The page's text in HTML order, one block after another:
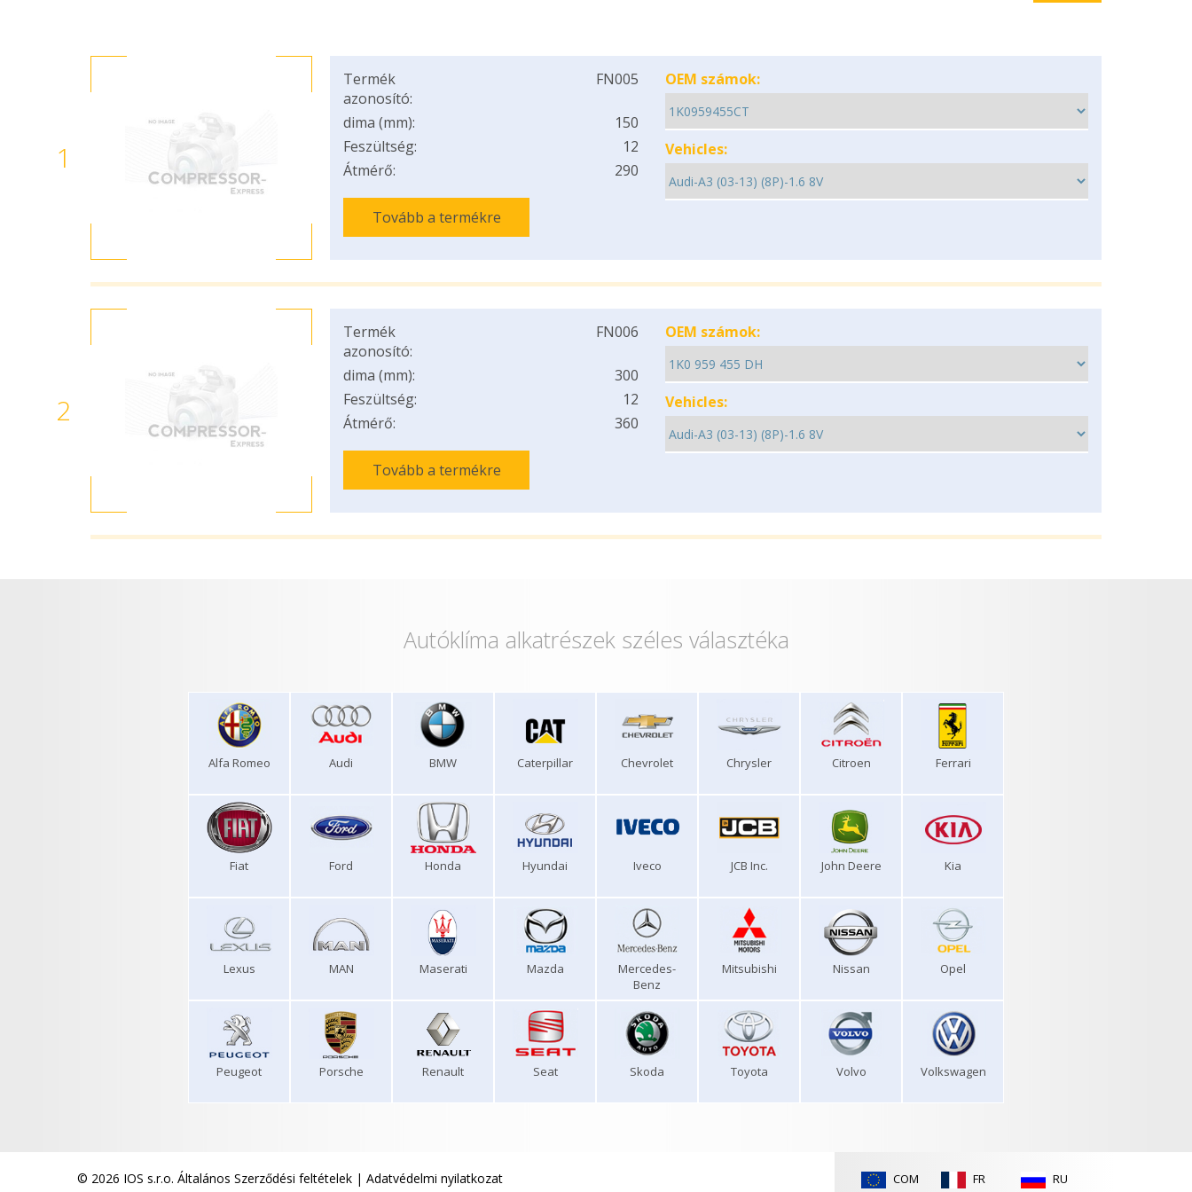
1
Termék
azonosító:
FN005
dima (mm):
150
Feszültség:
12
Átmérő:
290
Tovább a termékre
OEM számok:
Vehicles:
2
Termék
azonosító:
FN006
dima (mm):
300
Feszültség:
12
Átmérő:
360
Tovább a termékre
OEM számok:
Vehicles:
Autóklíma alkatrészek széles választéka
Alfa Romeo Audi BMW Caterpillar Chevrolet Chrysler Citroen Ferrari
Fiat Ford Honda Hyundai Iveco JCB Inc. John Deere Kia
Lexus MAN Maserati Mazda
Mercedes-
Benz
Mitsubishi Nissan Opel
Peugeot Porsche Renault Seat Skoda Toyota Volvo Volkswagen
© 2026 IOS s.r.o. Általános Szerződési feltételek | Adatvédelmi nyilatkozat COM FR RU